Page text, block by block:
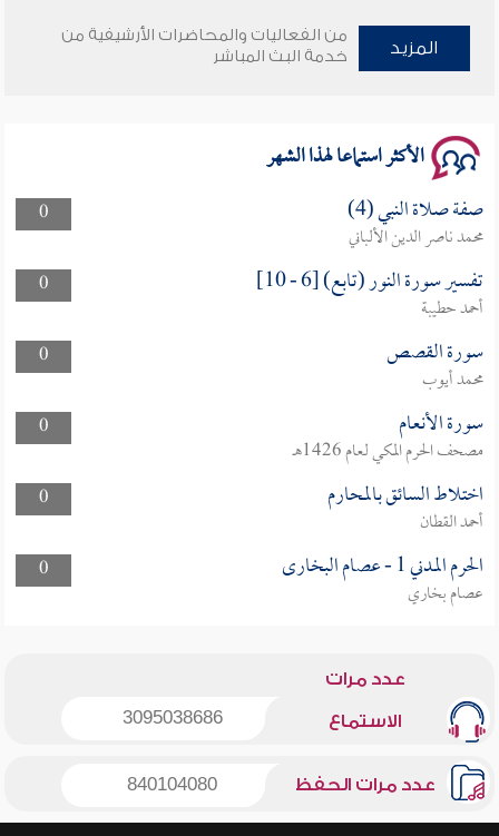
وأمنهم من خوف 9
المزيد
من الفعاليات والمحاضرات الأرشيفية من
خدمة البث المباشر
الأكثر استماعا لهذا الشهر
0 صفة صلاة النبي (4)
محمد ناصر الدين الألباني
0
تفسير سورة النور (تابع) [6 - 10]
أحمد حطيبة
0
سورة القصص
محمد أيوب
0
سورة الأنعام
مصحف الحرم المكي لعام 1426هـ
0
اختلاط السائق بالمحارم
أحمد القطان
0
الحرم المدني 1 - عصام البخارى
عصام بخاري
عدد مرات
الاستماع 3095038686
عدد مرات الحفظ 840104080